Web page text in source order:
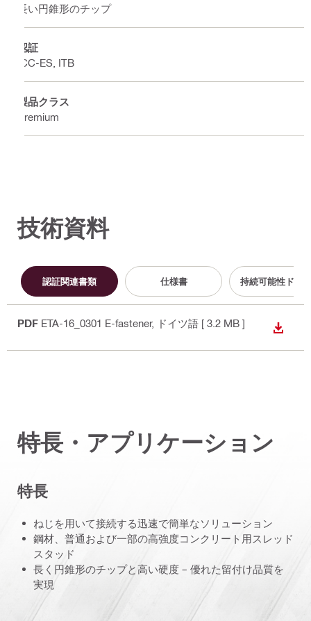
長い円錐形のチップ
認証
ICC-ES, ITB
製品クラス
Premium
技術資料
認証関連書類 仕様書 持続可能性ドキ
PDF ETA-16_0301 E-fastener, ドイツ語 [ 3.2 MB ]
ダウン
特長・アプリケーション
特長
ねじを用いて接続する迅速で簡単なソリューション
鋼材、普通および一部の高強度コンクリート用スレッド
スタッド
長く円錐形のチップと高い硬度 – 優れた留付け品質を
実現